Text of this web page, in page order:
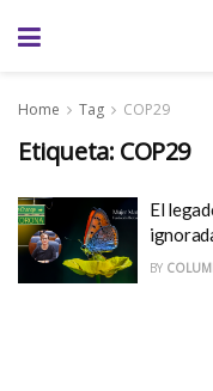
Home Tag COP29
Etiqueta: COP29
El
BY